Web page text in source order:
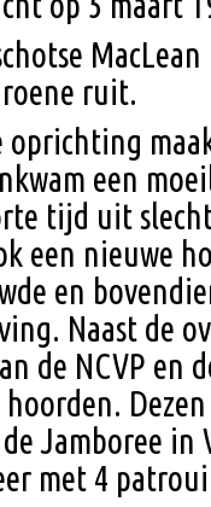
ruit.
oprichting
een
tijd uit
een nieuwe
en
Naast de
de NCVP en
Jamboree in
met 4